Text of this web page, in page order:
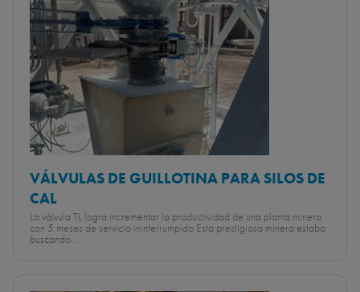
VÁLVULAS DE GUILLOTINA PARA SILOS DE
CAL
La válvula TL logra incrementar la productividad de una planta minera
con 5 meses de servicio ininterrumpido Esta prestigiosa minera estaba
buscando...